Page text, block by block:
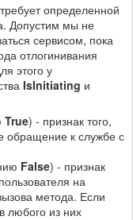
определенной
Допустим мы не
сервисом, пока
отлогинивания
этого у
IsInitiating и
True) - признак того,
обращение к службе с
False) - признак
на
метода. Если
любого из них